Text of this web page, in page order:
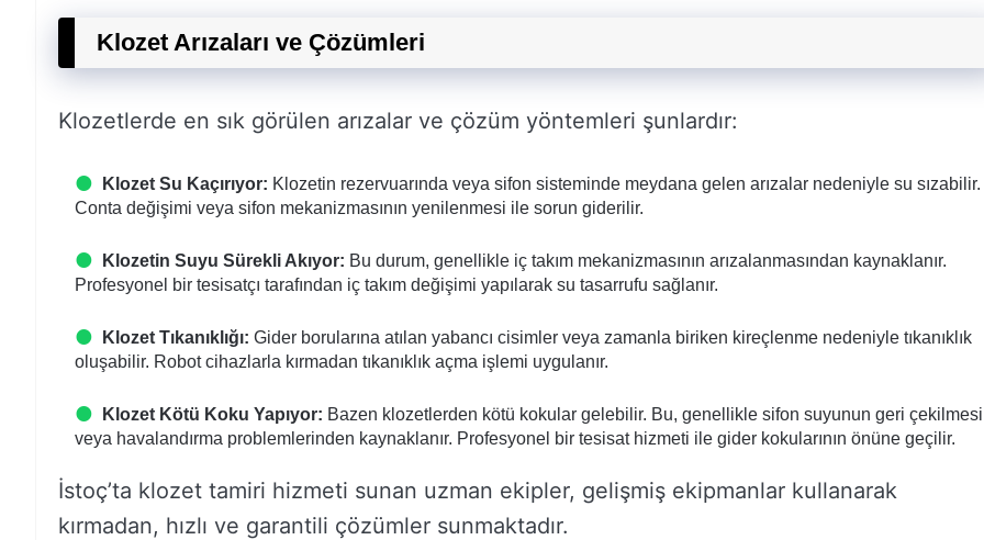
Klozet Arızaları ve Çözümleri
Klozetlerde en sık görülen arızalar ve çözüm yöntemleri şunlardır:
Klozet Su Kaçırıyor: Klozetin rezervuarında veya sifon sisteminde meydana gelen arızalar nedeniyle su sızabilir.
Conta değişimi veya sifon mekanizmasının yenilenmesi ile sorun giderilir.
Klozetin Suyu Sürekli Akıyor: Bu durum, genellikle iç takım mekanizmasının arızalanmasından kaynaklanır.
Profesyonel bir tesisatçı tarafından iç takım değişimi yapılarak su tasarrufu sağlanır.
Klozet Tıkanıklığı: Gider borularına atılan yabancı cisimler veya zamanla biriken kireçlenme nedeniyle tıkanıklık
oluşabilir. Robot cihazlarla kırmadan tıkanıklık açma işlemi uygulanır.
Klozet Kötü Koku Yapıyor: Bazen klozetlerden kötü kokular gelebilir. Bu, genellikle sifon suyunun geri çekilmesi
veya havalandırma problemlerinden kaynaklanır. Profesyonel bir tesisat hizmeti ile gider kokularının önüne geçilir.
İstoç’ta klozet tamiri hizmeti sunan uzman ekipler, gelişmiş ekipmanlar kullanarak
kırmadan, hızlı ve garantili çözümler sunmaktadır.